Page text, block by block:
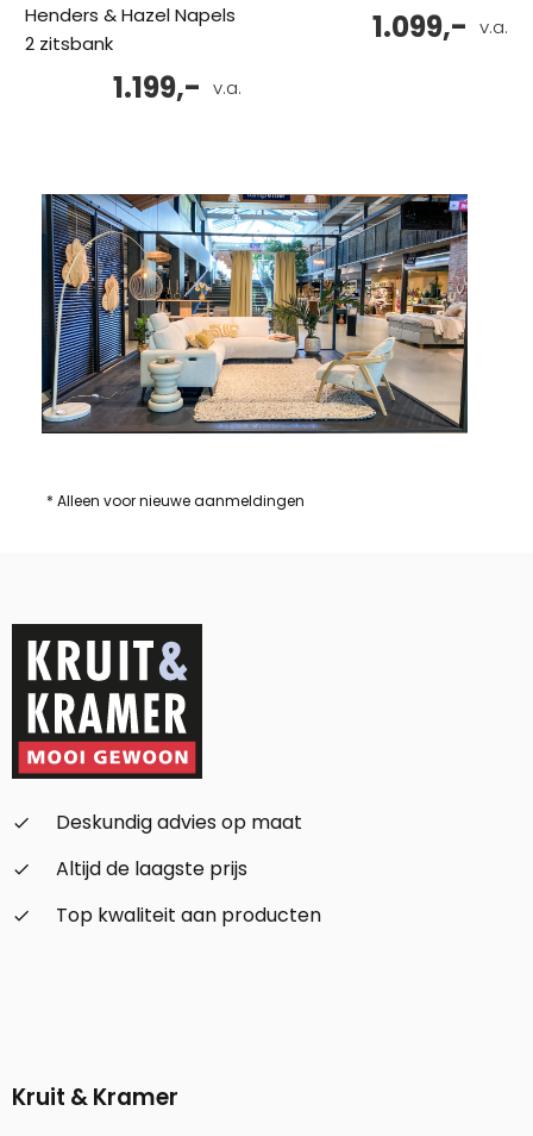
Henders & Hazel Napels
2 zitsbank
v.a.
1.199,-
v.a.
1.099,-
* Alleen voor nieuwe aanmeldingen
check_small
Deskundig advies op maat
check_small
Altijd de laagste prijs
check_small
Top kwaliteit aan producten
Kruit & Kramer